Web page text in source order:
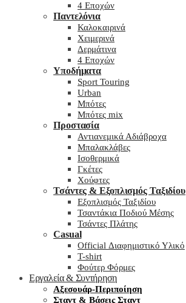
4 Εποχών
Παντελόνια
Καλοκαιρινά
Χειμερινά
Δερμάτινα
4 Εποχών
Υποδήματα
Sport Touring
Urban
Μπότες
Μπότες mix
Προστασία
Αντιανεμικά Αδιάβροχα
Μπαλακλάβες
Ισοθερμικά
Γκέτες
Χούφτες
Τσάντες & Εξοπλισμός Ταξιδίου
Εξοπλισμός Ταξιδίου
Τσαντάκια Ποδιού Μέσης
Τσάντες Πλάτης
Casual
Official Διαφημιστικό Υλικό
T-shirt
Φούτερ Φόρμες
Εργαλεία & Συντήρηση
Αξεσουάρ-Περιποίηση
Σταντ & Βάσεις Σταντ